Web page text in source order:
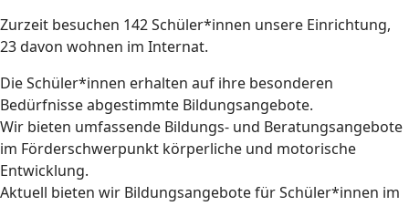
Zurzeit besuchen 142 Schüler*innen unsere Einrichtung,
23 davon wohnen im Internat.
Die Schüler*innen erhalten auf ihre besonderen
Bedürfnisse abgestimmte Bildungsangebote.
Wir bieten umfassende Bildungs- und Beratungsangebote
im Förderschwerpunkt körperliche und motorische
Entwicklung.
Aktuell bieten wir Bildungsangebote für Schüler*innen im